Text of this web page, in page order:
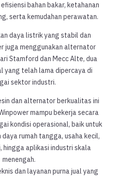
bahan bakar, ketahanan
serta kemudahan perawatan.
daya listrik yang stabil dan
juga menggunakan alternator
Stamford dan Mecc Alte, dua
yang telah lama dipercaya di
sektor industri.
dan alternator berkualitas ini
mampu bekerja secara
kondisi operasional, baik untuk
rumah tangga, usaha kecil,
hingga aplikasi industri skala
menengah.
dan layanan purna jual yang